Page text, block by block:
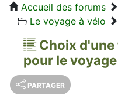
Accueil des forums
Le voyage à vélo
Choix
pour le
PARTAGER